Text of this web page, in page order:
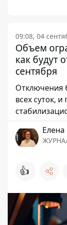
09:08, 04
Объем
как будут
сентября
Отключения
всех суток,
👍